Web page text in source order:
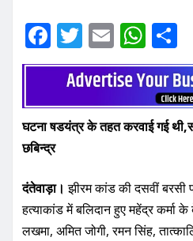
F
a
e
b
o
o
k
T
w
it
te
r
E
m
ai
l
W
h
at
s
A
p
h
e
घटना षडयंत्र के तहत करवाई गई
छबिन्द्र
दंतेवाड़ा।झीरम कांड की दसवीं बरसी
हत्याकांड में बलिदान हुए महेंद्र कर्मा
लखमा, अमित जोगी, रमन सिंह,